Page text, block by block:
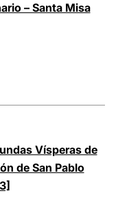
– Santa Misa
Vísperas de
de San Pablo